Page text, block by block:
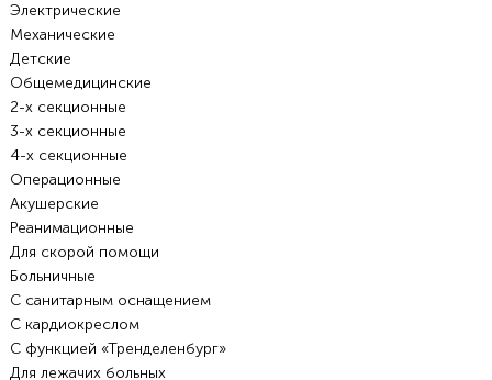
Электрические
Механические
Детские
Общемедицинские
2-х секционные
3-х секционные
4-х секционные
Операционные
Акушерские
Реанимационные
Для скорой помощи
Больничные
С санитарным оснащением
С кардиокреслом
С функцией «Тренделенбург»
Для лежачих больных